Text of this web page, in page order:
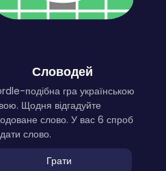
Словодей
подібна гра українською
Щодня відгадуйте
слово. У вас 6 спроб
слово.
Грати